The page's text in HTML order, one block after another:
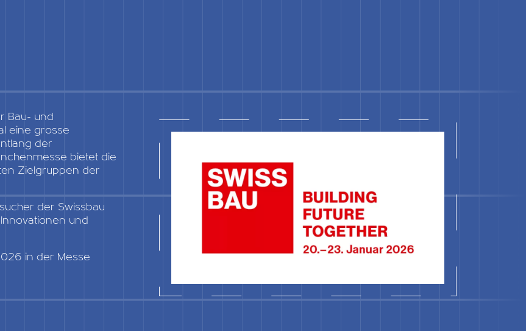
Bau- und
eine grosse
der
bietet die
Zielgruppen der
der Swissbau
und
in der Messe